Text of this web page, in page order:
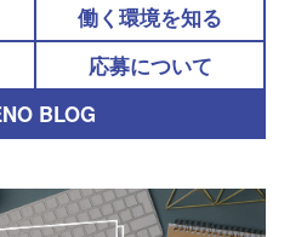
働く環境を知る
応募について
BLOG